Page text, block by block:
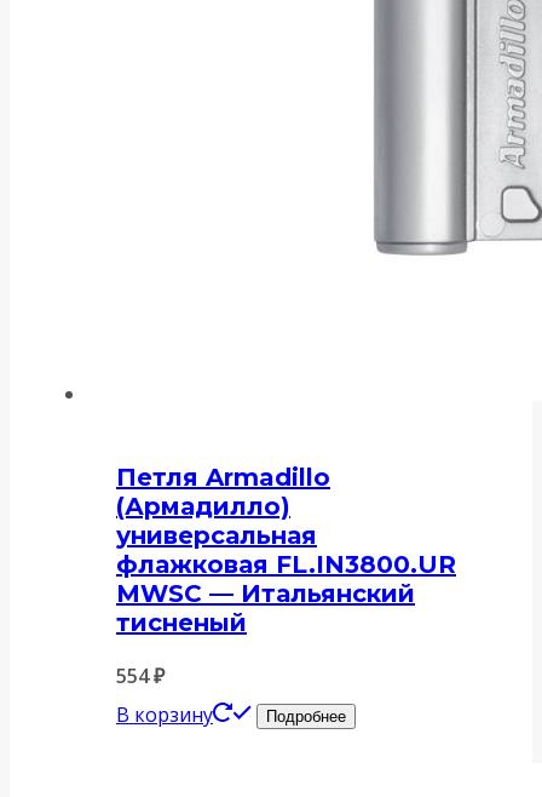
Петля Armadillo
(Армадилло)
универсальная
флажковая FL.IN3800.UR
MWSC — Итальянский
тисненый
554₽
В корзину
Подробнее